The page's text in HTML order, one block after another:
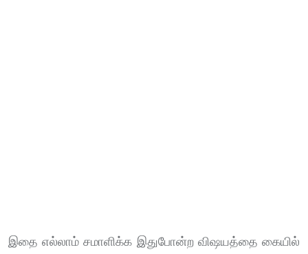
இதை எல்லாம் சமாளிக்க இதுபோன்ற விஷயத்தை கையில்